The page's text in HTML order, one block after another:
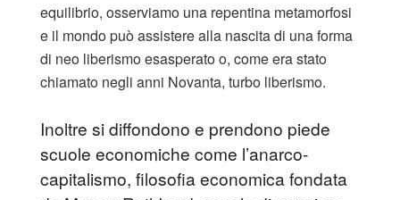
equilibrio, osserviamo una repentina metamorfosi
e il mondo può assistere alla nascita di una forma
di neo liberismo esasperato o, come era stato
chiamato negli anni Novanta, turbo liberismo.
Inoltre si diffondono e prendono piede
scuole economiche come l’anarco-
capitalismo, filosofia economica fondata